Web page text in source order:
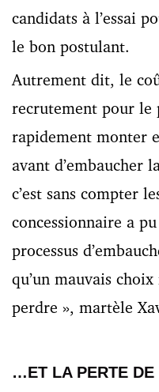
candidats à l’essai
le bon postulant.
Autrement dit, le
recrutement pour le
rapidement monter
avant d’embaucher
c’est sans compter
concessionnaire a
processus
qu’un mauvais
perdre », martèle
…ET LA PERTE DE